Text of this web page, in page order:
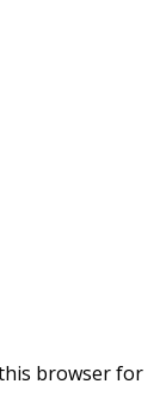
browser for